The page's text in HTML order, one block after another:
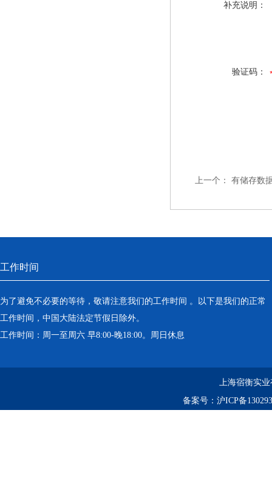
补充说明：
验证码：
上一个： 有储存数
工作时间
为了避免不必要的等待，敬请注意我们的工作时间 。以下是我们的正常
工作时间，中国大陆法定节假日除外。
工作时间：周一至周六 早8:00-晚18:00。周日休息
上海宿衡实
备案号： 沪ICP备